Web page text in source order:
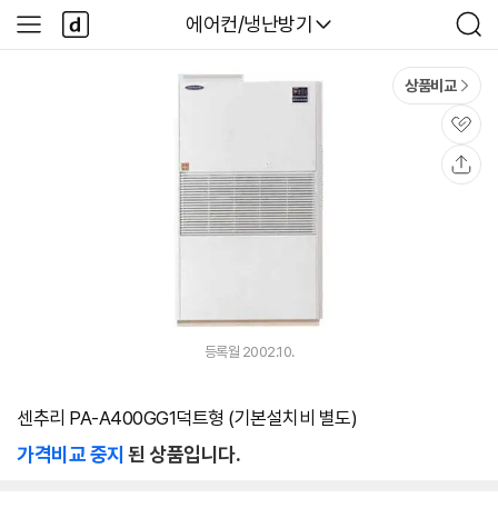
다나와
에어컨/냉난방기
검
색
사
이
다
나
와
상품비교
관
심
등록월 2002.10.
센추리 PA-A400GG1덕트형 (기본설치비 별도)
가격비교 중지 된 상품입니다.